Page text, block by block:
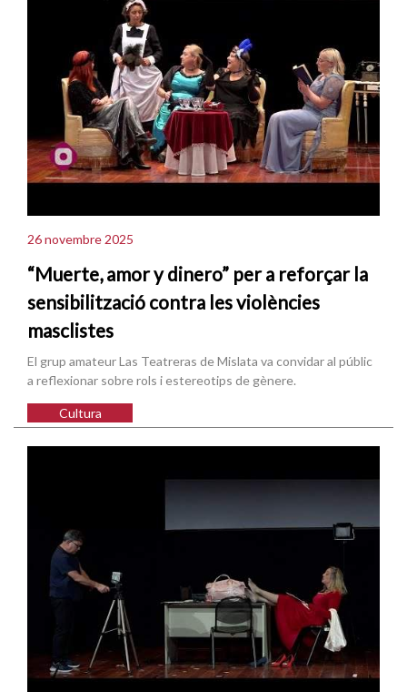
26 novembre 2025
“Muerte, amor y dinero” per a reforçar la
sensibilització contra les violències
masclistes
El grup amateur Las Teatreras de Mislata va convidar al públic
a reflexionar sobre rols i estereotips de gènere.
Cultura